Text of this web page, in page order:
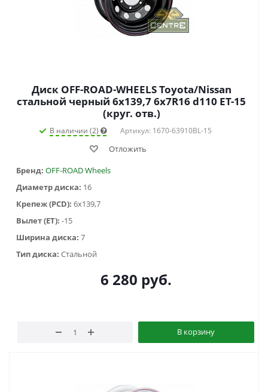
Диск OFF-ROAD-WHEELS Toyota/Nissan
стальной черный 6x139,7 6x7R16 d110 ET-15
(круг. отв.)
В наличии (2) Артикул: 1670-63910BL-15
Отложить
Бренд: OFF-ROAD Wheels
Диаметр диска: 16
Крепеж (PCD): 6x139,7
Вылет (ET): -15
Ширина диска: 7
Тип диска: Стальной
6 280 руб.
В корзину